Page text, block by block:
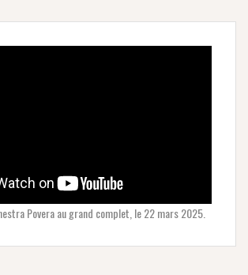
Povera au grand complet, le 22 mars 2025.